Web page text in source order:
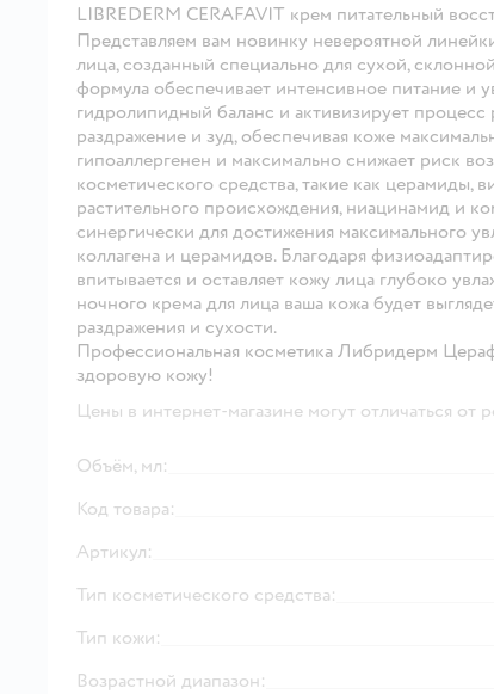
LIBREDERM CERAFAVIT крем питательный
Представляем вам новинку невероятной
лица, созданный специально для сухой,
формула обеспечивает интенсивное питание и
гидролипидный баланс и активизирует
раздражение и зуд, обеспечивая коже
гипоаллергенен и максимально снижает риск
косметического средства, такие как
растительного происхождения, ниацинамид и
синергически для достижения максимального
коллагена и церамидов. Благодаря
впитывается и оставляет кожу лица глубоко
ночного крема для лица ваша кожа будет
раздражения и сухости.
Профессиональная косметика Либридерм
здоровую кожу!
Цены в интернет-магазине могут отличаться от
Объём, мл:
Код товара:
Артикул:
Тип косметического средства:
Тип кожи:
Возрастной диапазон: